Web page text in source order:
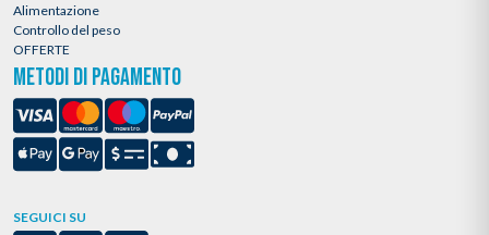
Alimentazione
Controllo del peso
OFFERTE
METODI DI PAGAMENTO
SEGUICI SU